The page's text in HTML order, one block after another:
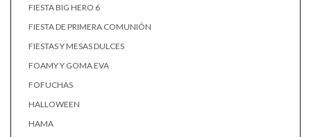
FIESTA BIG HERO 6
FIESTA DE PRIMERA COMUNIÓN
FIESTAS Y MESAS DULCES
FOAMY Y GOMA EVA
FOFUCHAS
HALLOWEEN
HAMA